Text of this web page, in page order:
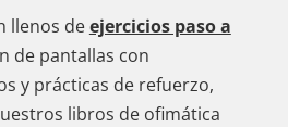
llenos deejercicios paso a
de pantallas con
y prácticas de refuerzo,
libros de ofimática